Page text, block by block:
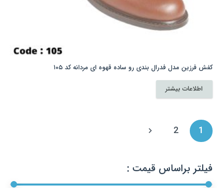
کفش فرزین مدل فدرال بندی رو ساده قهوه ای مردانه کد ۱۰۵
اطلاعات بیشتر
صفحه‌بندی
نوشته‌ها
1
2
فیلتر براساس قیمت :